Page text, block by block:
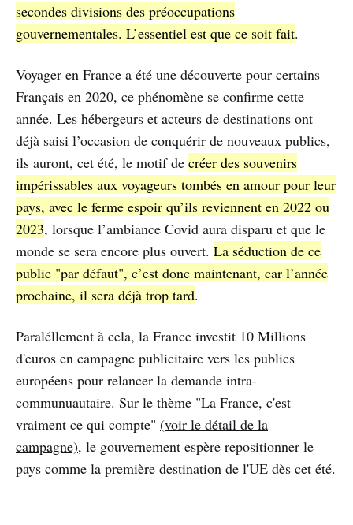
secondes divisions des préoccupations
gouvernementales. L’essentiel est que ce soit fait.
Voyager en France a été une découverte pour certains
Français en 2020, ce phénomène se confirme cette
année. Les hébergeurs et acteurs de destinations ont
déjà saisi l’occasion de conquérir de nouveaux publics,
ils auront, cet été, le motif de créer des souvenirs
impérissables aux voyageurs tombés en amour pour leur
pays, avec le ferme espoir qu’ils reviennent en 2022 ou
2023, lorsque l’ambiance Covid aura disparu et que le
monde se sera encore plus ouvert. La séduction de ce
public "par défaut", c’est donc maintenant, car l’année
prochaine, il sera déjà trop tard.
Paraléllement à cela, la France investit 10 Millions
d'euros en campagne publicitaire vers les publics
européens pour relancer la demande intra-
communuautaire. Sur le thème "La France, c'est
vraiment ce qui compte" (voir le détail de la
campagne), le gouvernement espère repositionner le
pays comme la première destination de l'UE dès cet été.